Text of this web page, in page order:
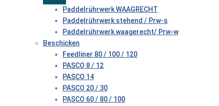
Paddelrührwerk WAAGRECHT
Paddelrührwerk stehend / Prw-s
Paddelrührwerk waagerecht/ Prw-w
Beschicken
Feedliner 80 / 100 / 120
PASCO 8 / 12
PASCO 14
PASCO 20 / 30
PASCO 60 / 80 / 100